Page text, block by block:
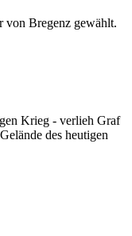
von Bregenz gewählt.
Krieg - verlieh Graf
des heutigen